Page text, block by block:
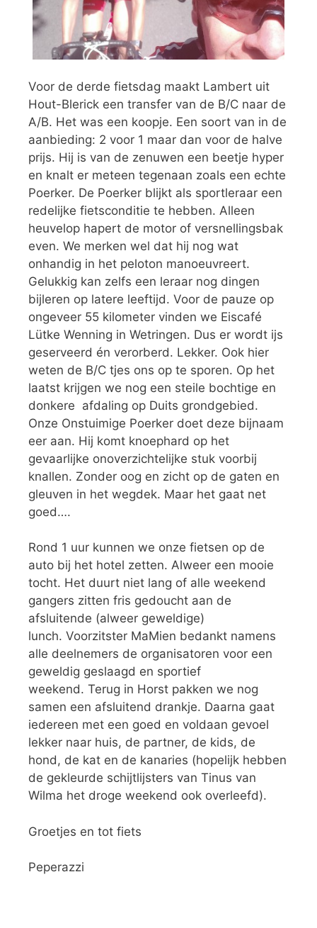
Voor de derde fietsdag maakt Lambert uit
Hout-Blerick een transfer van de B/C naar de
A/B. Het was een koopje. Een soort van in de
aanbieding: 2 voor 1 maar dan voor de halve
prijs. Hij is van de zenuwen een beetje hyper
en knalt er meteen tegenaan zoals een echte
Poerker. De Poerker blijkt als sportleraar een
redelijke fietsconditie te hebben. Alleen
heuvelop hapert de motor of versnellingsbak
even. We merken wel dat hij nog wat
onhandig in het peloton manoeuvreert.
Gelukkig kan zelfs een leraar nog dingen
bijleren op latere leeftijd. Voor de pauze op
ongeveer 55 kilometer vinden we Eiscafé
Lütke Wenning in Wetringen. Dus er wordt ijs
geserveerd én verorberd. Lekker. Ook hier
weten de B/C tjes ons op te sporen. Op het
laatst krijgen we nog een steile bochtige en
donkere afdaling op Duits grondgebied.
Onze Onstuimige Poerker doet deze bijnaam
eer aan. Hij komt knoephard op het
gevaarlijke onoverzichtelijke stuk voorbij
knallen. Zonder oog en zicht op de gaten en
gleuven in het wegdek. Maar het gaat net
goed….
Rond 1 uur kunnen we onze fietsen op de
auto bij het hotel zetten. Alweer een mooie
tocht. Het duurt niet lang of alle weekend
gangers zitten fris gedoucht aan de
afsluitende (alweer geweldige)
lunch. Voorzitster MaMien bedankt namens
alle deelnemers de organisatoren voor een
geweldig geslaagd en sportief
weekend. Terug in Horst pakken we nog
samen een afsluitend drankje. Daarna gaat
iedereen met een goed en voldaan gevoel
lekker naar huis, de partner, de kids, de
hond, de kat en de kanaries (hopelijk hebben
de gekleurde schijtlijsters van Tinus van
Wilma het droge weekend ook overleefd).
Groetjes en tot fiets
Peperazzi